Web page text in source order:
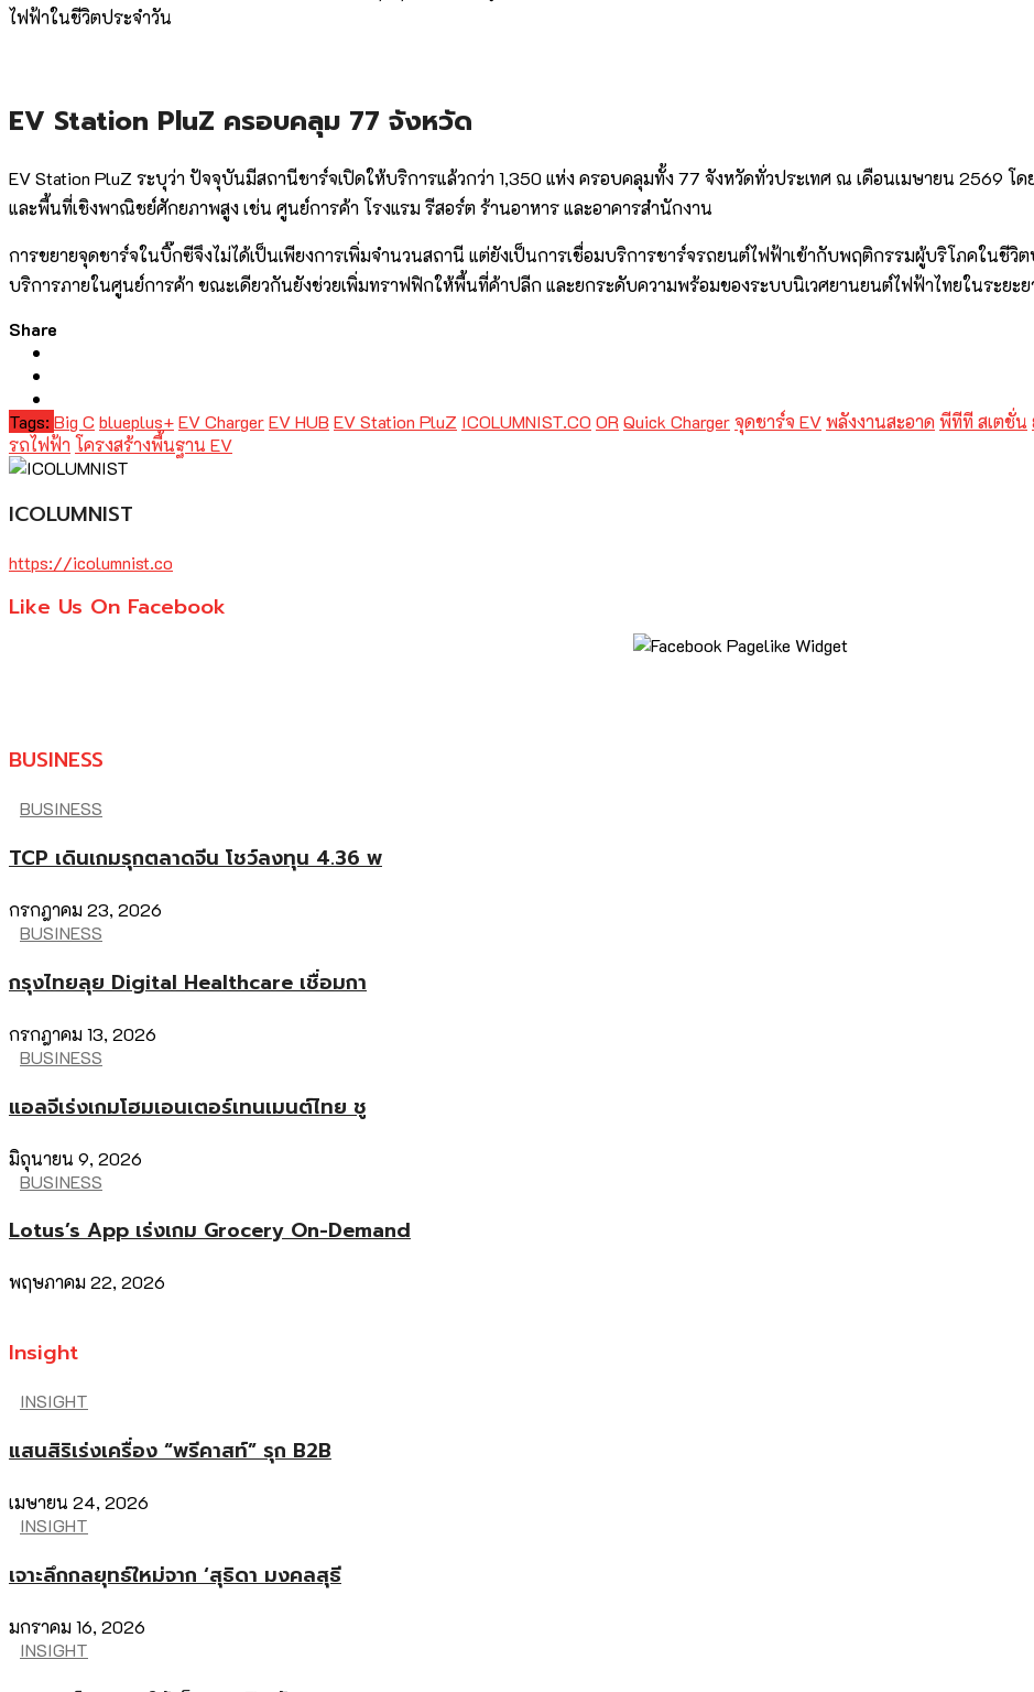
ไฟฟ้าในชีวิตประจำวัน
EV Station PluZ ครอบคลุม 77 จังหวัด
EV Station PluZ ระบุว่า ปัจจุบันมีสถานีชาร์จเปิดให้บริการแล้วกว่า 1,350 แห่ง ครอบคลุมทั้ง 77 จังหวัดทั่วประเทศ ณ เดือนเมษายน 2569 โ
และพื้นที่เชิงพาณิชย์ศักยภาพสูง เช่น ศูนย์การค้า โรงแรม รีสอร์ต ร้านอาหาร และอาคารสำนักงาน
การขยายจุดชาร์จในบิ๊กซีจึงไม่ได้เป็นเพียงการเพิ่มจำนวนสถานี แต่ยังเป็นการเชื่อมบริการชาร์จรถยนต์ไฟฟ้าเข้ากับพฤติกรรมผู้บริโภคในชีวิ
บริการภายในศูนย์การค้า ขณะเดียวกันยังช่วยเพิ่มทราฟฟิกให้พื้นที่ค้าปลีก และยกระดับความพร้อมของระบบนิเวศยานยนต์ไฟฟ้าไทยในระยะย
Share
Tags: Big C blueplus+EV ChargerEV HUB EV Station PluZ ICOLUMNIST.CO OR Quick Chargerจุดชาร์จ EVพลังงานสะอาด พีทีที สเตชั่น
รถไฟฟ้า โครงสร้างพื้นฐาน EV
ICOLUMNIST
https://icolumnist.co
Like Us On Facebook
BUSINESS
BUSINESS
TCP เดินเกมรุกตลาดจีน โชว์ลงทุน 4.36 พ
กรกฎาคม 23, 2026
BUSINESS
กรุงไทยลุย Digital Healthcare เชื่อมกา
กรกฎาคม 13, 2026
BUSINESS
แอลจีเร่งเกมโฮมเอนเตอร์เทนเมนต์ไทย ชู
มิถุนายน 9, 2026
BUSINESS
Lotus’s App เร่งเกม Grocery On-Demand
พฤษภาคม 22, 2026
Insight
INSIGHT
แสนสิริเร่งเครื่อง “พรีคาสท์” รุก B2B
เมษายน 24, 2026
INSIGHT
เจาะลึกกลยุทธ์ใหม่จาก ‘สุธิดา มงคลสุธี
มกราคม 16, 2026
INSIGHT